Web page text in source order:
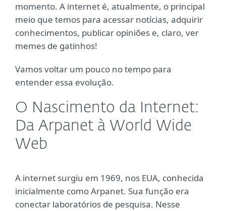
momento. A internet é, atualmente, o principal
meio que temos para acessar notícias, adquirir
conhecimentos, publicar opiniões e, claro, ver
memes de gatinhos!
Vamos voltar um pouco no tempo para
entender essa evolução.
O Nascimento da Internet:
Da Arpanet à World Wide
Web
A internet surgiu em 1969, nos EUA, conhecida
inicialmente como Arpanet. Sua função era
conectar laboratórios de pesquisa. Nesse